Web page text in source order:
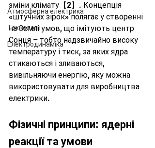
Атмосферна електрика
Технології
Електродинаміка
зміни клімату【2】. Концепція
«штучних зірок» полягає у створенні
на Землі умов, що імітують центр
Сонця – тобто надзвичайно високу
температуру і тиск, за яких ядра
стикаються і зливаються,
вивільняючи енергію, яку можна
використовувати для виробництва
електрики.
Фізичні принципи: ядерні
реакції та умови